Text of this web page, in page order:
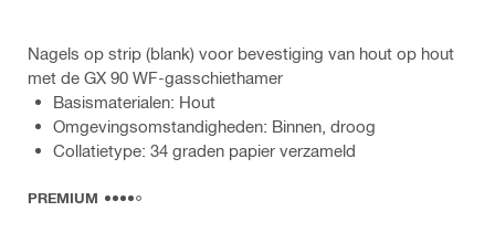
Nagels op strip (blank) voor bevestiging van hout op hout
met de GX 90 WF-gasschiethamer
Basismaterialen: Hout
Omgevingsomstandigheden: Binnen, droog
Collatietype: 34 graden papier verzameld
PREMIUM